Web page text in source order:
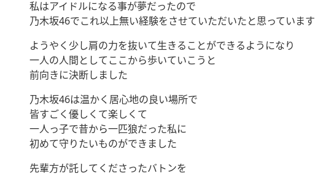
私はアイドルになる事が夢だったので
乃木坂46でこれ以上無い経験をさせていただいたと思っています
ようやく少し肩の力を抜いて生きることができるようになり
一人の人間としてここから歩いていこうと
前向きに決断しました
乃木坂46は温かく居心地の良い場所で
皆すごく優しくて楽しくて
一人っ子で昔から一匹狼だった私に
初めて守りたいものができました
先輩方が託してくださったバトンを